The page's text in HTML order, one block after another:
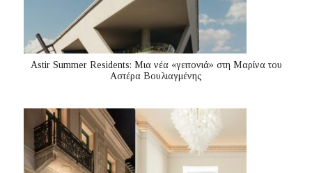
Astir Summer Residents: Μια νέα «γειτονιά» στη Μαρίνα του
Αστέρα Βουλιαγμένης